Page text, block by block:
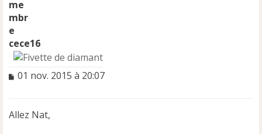
cece16
M
s
a
01 nov. 2015 à 20:07
Allez Nat,